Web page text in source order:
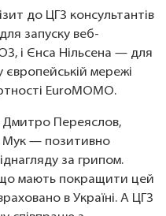
до ЦГЗ консультантів
запуску веб-
і Єнса Нільсена — для
європейській мережі
EuroMOMO.
Переяслов,
Мук — позитивно
за грипом.
що мають покращити цей
в Україні. А ЦГЗ